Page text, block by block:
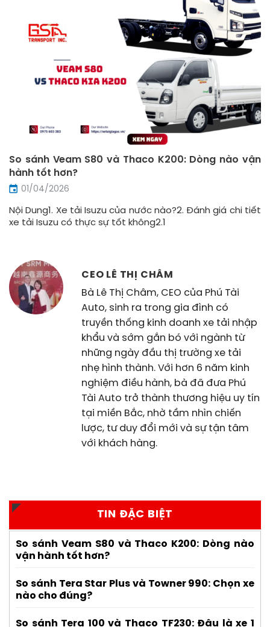
So sánh Veam S80 và Thaco K200: Dòng nào vận
hành tốt hơn?
01/04/2026
Nội Dung1. Xe tải Isuzu của nước nào?2. Đánh giá chi tiết
xe tải Isuzu có thực sự tốt không2.1
CEO LÊ THỊ CHÂM
Bà Lê Thị Châm, CEO của Phú Tài
Auto, sinh ra trong gia đình có
truyền thống kinh doanh xe tải nhập
khẩu và sớm gắn bó với ngành từ
những ngày đầu thị trường xe tải
nhẹ hình thành. Với hơn 6 năm kinh
nghiệm điều hành, bà đã đưa Phú
Tài Auto trở thành thương hiệu uy tín
tại miền Bắc, nhờ tầm nhìn chiến
lược, tư duy đổi mới và sự tận tâm
với khách hàng.
TIN ĐẶC BIỆT
So sánh Veam S80 và Thaco K200: Dòng nào
vận hành tốt hơn?
So sánh Tera Star Plus và Towner 990: Chọn xe
nào cho đúng?
So sánh Tera 100 và Thaco TF230: Đâu là xe 1